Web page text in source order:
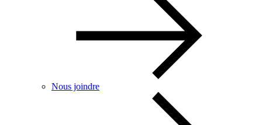
Nous joindre